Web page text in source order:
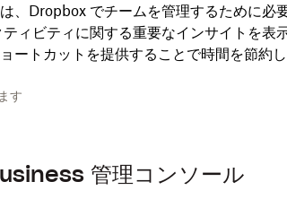
、Dropbox でチームを管理するために必
ィビティに関する重要なインサイトを表
ートカットを提供することで時間を節約し
す
管理コンソール